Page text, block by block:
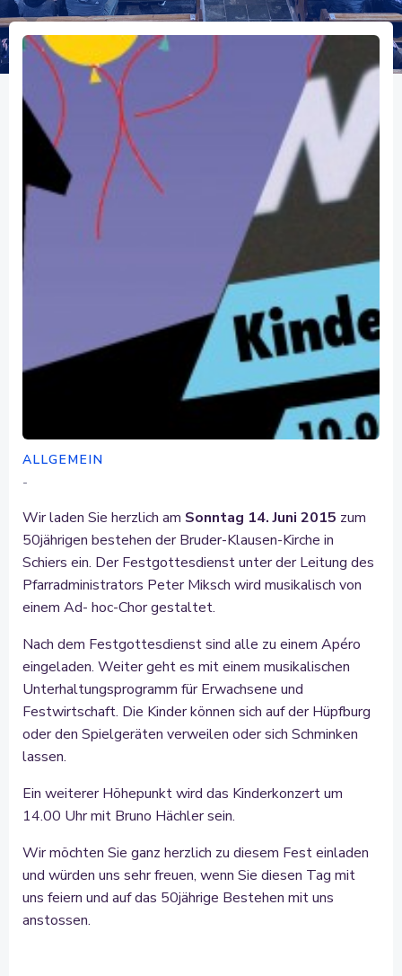
ALLGEMEIN
-
Wir laden Sie herzlich am Sonntag 14. Juni 2015 zum
50jährigen bestehen der Bruder-Klausen-Kirche in
Schiers ein. Der Festgottesdienst unter der Leitung des
Pfarradministrators Peter Miksch wird musikalisch von
einem Ad- hoc-Chor gestaltet.
Nach dem Festgottesdienst sind alle zu einem Apéro
eingeladen. Weiter geht es mit einem musikalischen
Unterhaltungsprogramm für Erwachsene und
Festwirtschaft. Die Kinder können sich auf der Hüpfburg
oder den Spielgeräten verweilen oder sich Schminken
lassen.
Ein weiterer Höhepunkt wird das Kinderkonzert um
14.00 Uhr mit Bruno Hächler sein.
Wir möchten Sie ganz herzlich zu diesem Fest einladen
und würden uns sehr freuen, wenn Sie diesen Tag mit
uns feiern und auf das 50jährige Bestehen mit uns
anstossen.